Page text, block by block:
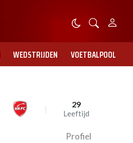
WEDSTRIJDEN VOETBALPOOL
29
Leeftijd
Profiel